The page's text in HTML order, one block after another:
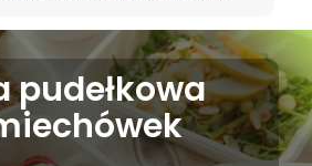
pudełkowa